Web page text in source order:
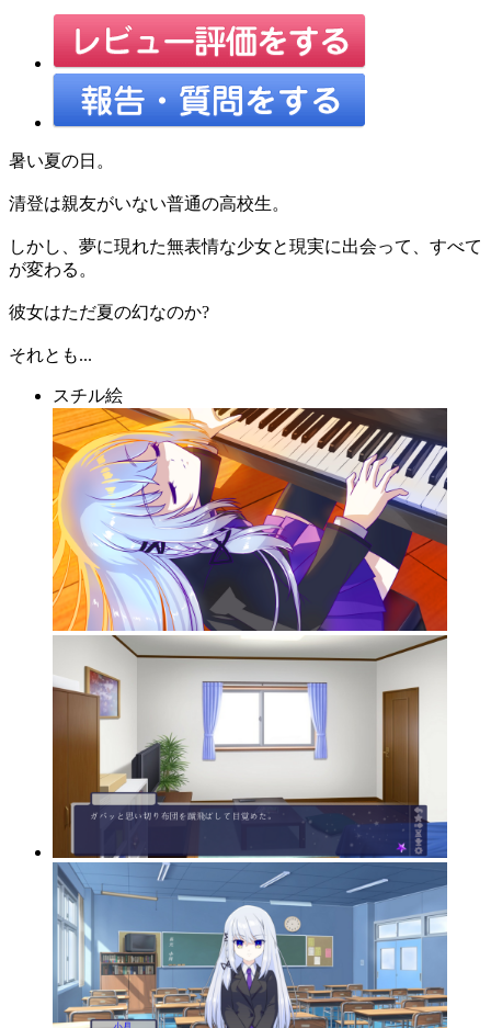
暑い夏の日。
清登は親友がいない普通の高校生。
しかし、夢に現れた無表情な少女と現実に出会って、すべて
が変わる。
彼女はただ夏の幻なのか?
それとも...
スチル絵